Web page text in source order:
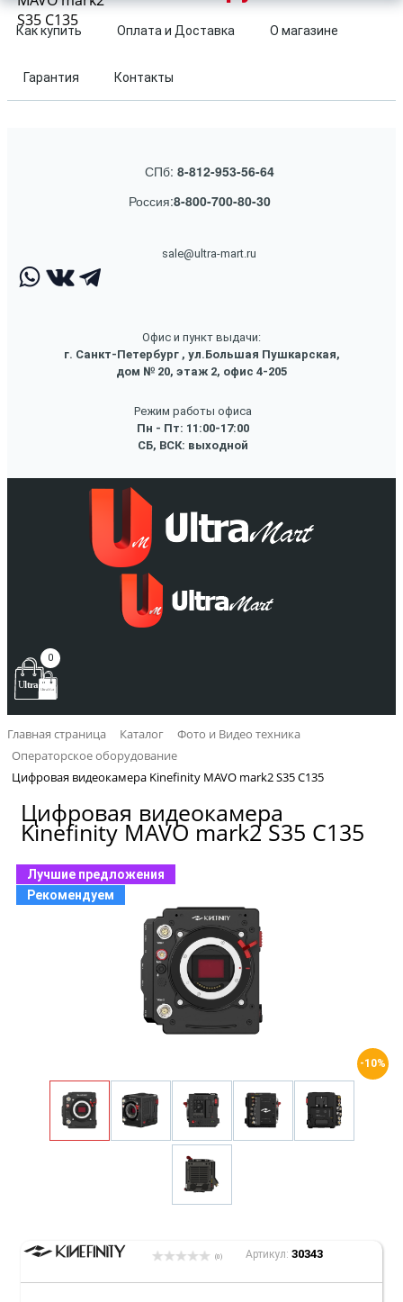
Как купить Оплата и Доставка О магазине
Гарантия Контакты
СПб: 8-812-953-56-64
Россия:8-800-700-80-30
sale@ultra-mart.ru
Офис и пункт выдачи:
г. Санкт-Петербург , ул.Большая Пушкарская,
дом № 20, этаж 2, офис 4-205
Режим работы офиса
Пн - Пт: 11:00-17:00
СБ, ВСК: выходной
0
Главная страница Каталог
Фото и Видео техника
Операторское оборудование
Цифровая видеокамера Kinefinity MAVO mark2 S35 C135
Цифровая видеокамера
Kinefinity MAVO mark2 S35 C135
Лучшие предложения
Рекомендуем
-10%
(0) Артикул: 30343
S35 C135